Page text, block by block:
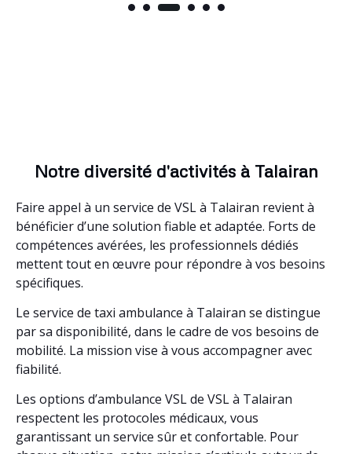
Notre diversité d'activités à Talairan
Faire appel à un service de VSL à Talairan revient à
bénéficier d’une solution fiable et adaptée. Forts de
compétences avérées, les professionnels dédiés
mettent tout en œuvre pour répondre à vos besoins
spécifiques.
Le service de taxi ambulance à Talairan se distingue
par sa disponibilité, dans le cadre de vos besoins de
mobilité. La mission vise à vous accompagner avec
fiabilité.
Les options d’ambulance VSL de VSL à Talairan
respectent les protocoles médicaux, vous
garantissant un service sûr et confortable. Pour